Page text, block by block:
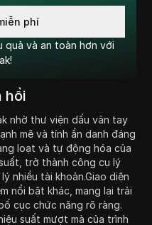
phí
quả và an toàn hơn với
hồi
nhờ thư viện dấu vân tay
mẽ và tính ẩn danh đáng
loạt và tự động hóa của
trở thành công cụ lý
nhiều tài khoản.Giao diện
nổi bật khác, mang lại trải
cục chức năng rõ ràng.
suất mượt mà của trình